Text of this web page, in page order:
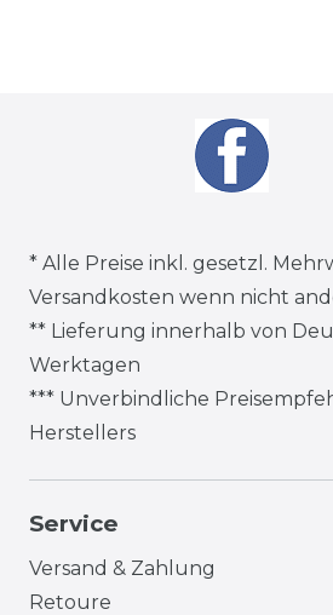
* Alle Preise inkl. gesetzl.
Versandkosten wenn nicht
** Lieferung innerhalb von
Werktagen
*** Unverbindliche
Herstellers
Service
Versand & Zahlung
Retoure